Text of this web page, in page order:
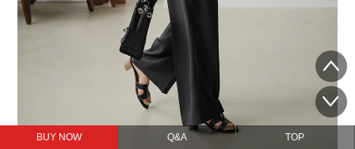
BUY NOW Q&A TOP